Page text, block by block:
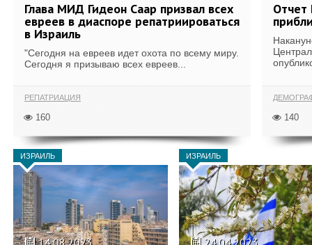
Глава МИД Гидеон Саар призвал всех
евреев в диаспоре репатриироваться
в Израиль
"Сегодня на евреев идет охота по всему миру.
Сегодня я призываю всех евреев...
РЕПАТРИАЦИЯ
160
Отчет
140
ИЗРАИЛЬ
14.08.2023
ИЗРАИЛЬ
24.04.2023